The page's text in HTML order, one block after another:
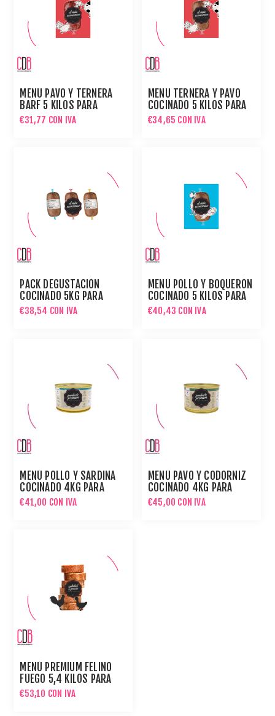
MENÚ PAVO Y TERNERA
BARF 5 KILOS PARA
GATOS
€31,77 CON IVA
MENÚ TERNERA Y PAVO
COCINADO 5 KILOS PARA
GATOS
€34,65 CON IVA
PACK DEGUSTACIÓN
COCINADO 5KG PARA
GATOS
€38,54 CON IVA
MENÚ POLLO Y BOQUERÓN
COCINADO 5 KILOS PARA
GATOS
€40,43 CON IVA
MENÚ POLLO Y SARDINA
COCINADO 4KG PARA
GATOS
€41,00 CON IVA
MENÚ PAVO Y CODORNIZ
COCINADO 4KG PARA
GATOS
€45,00 CON IVA
MENÚ PREMIUM FELINO
FUEGO 5,4 KILOS PARA
GATOS
€53,10 CON IVA